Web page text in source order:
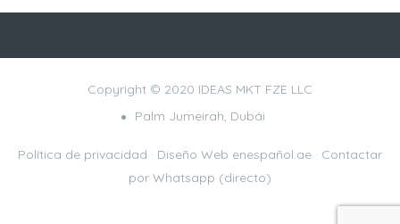
Copyright © 2020 IDEAS MKT FZE LLC
Palm Jumeirah, Dubái
Política de privacidad · Diseño Web enespañol.ae · Contactar
por Whatsapp (directo)